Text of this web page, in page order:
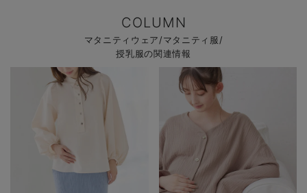
COLUMN
マタニティウェア/マタニティ服/
授乳服の関連情報